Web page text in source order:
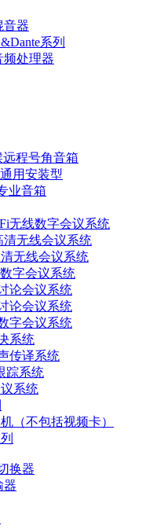
音器
系列
频处理器
程号角音箱
用安装型
业音箱
无线数字会议系统
清无线会议系统
无线会议系统
字会议系统
论会议系统
论会议系统
字会议系统
系统
传译系统
踪系统
系统
（不包括视频卡）
换器
器